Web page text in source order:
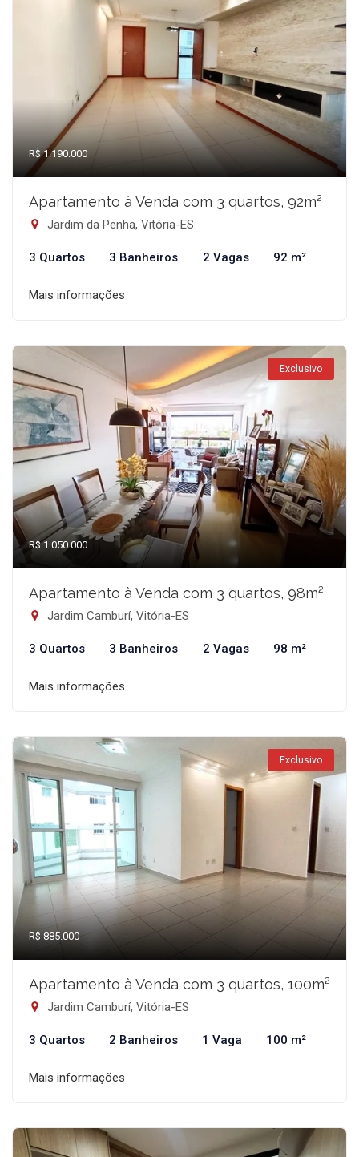
R$ 1.190.000
Apartamento à Venda com 3 quartos, 92m²
Jardim da Penha, Vitória-ES
3 Quartos 3 Banheiros 2 Vagas 92 m²
Mais informações
Exclusivo
R$ 1.050.000
Apartamento à Venda com 3 quartos, 98m²
Jardim Camburí, Vitória-ES
3 Quartos 3 Banheiros 2 Vagas 98 m²
Mais informações
Exclusivo
R$ 885.000
Apartamento à Venda com 3 quartos, 100m²
Jardim Camburí, Vitória-ES
3 Quartos 2 Banheiros 1 Vaga 100 m²
Mais informações